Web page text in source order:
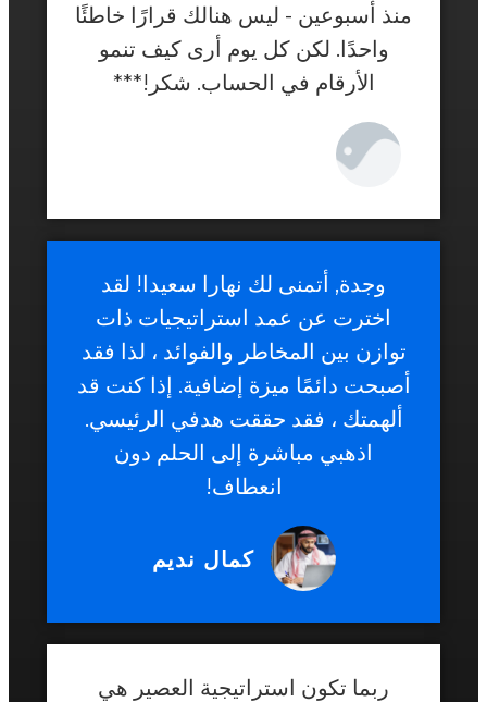
منذ أسبوعين - ليس هنالك قرارًا خاطئًا
واحدًا. لكن كل يوم أرى كيف تنمو
الأرقام في الحساب. شكر!***
وجدة, أتمنى لك نهارا سعيدا! لقد
اخترت عن عمد استراتيجيات ذات
توازن بين المخاطر والفوائد ، لذا فقد
أصبحت دائمًا ميزة إضافية. إذا كنت قد
ألهمتك ، فقد حققت هدفي الرئيسي.
اذهبي مباشرة إلى الحلم دون
انعطاف!
كمال نديم
ربما تكون استراتيجية العصير هي